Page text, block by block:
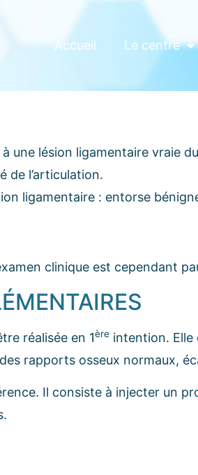
Accueil Le centre
une lésion ligamentaire vraie
de l’articulation.
ligamentaire : entorse
clinique est cependant
réalisée en 1ère intention. Elle
rapports osseux normaux,
Il consiste à injecter un